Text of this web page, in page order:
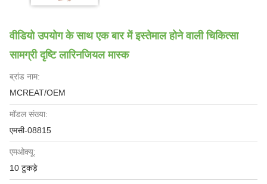
वीडियो उपयोग के साथ एक बार में इस्तेमाल होने वाली चिकित्सा
सामग्री दृष्टि लारिनजियल मास्क
ब्रांड नाम:
MCREAT/OEM
मॉडल संख्या:
एमसी-08815
एमओक्यू:
10 टुकड़े